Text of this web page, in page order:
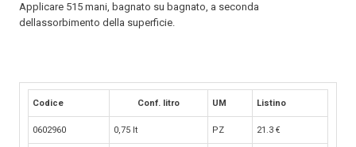
Applicare 515 mani, bagnato su bagnato, a seconda
dellassorbimento della superficie.
Codice Conf. litro UM Listino
0602960 0,75 lt PZ 21.3 €